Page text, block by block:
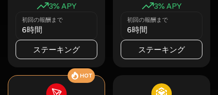
3% APY
初回の報酬まで
6時間
ステーキング
3% APY
初回の報酬まで
6時間
ステーキング
HOT